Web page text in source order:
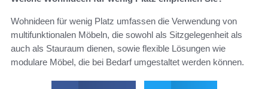
Wohnideen für wenig Platz umfassen die Verwendung von
multifunktionalen Möbeln, die sowohl als Sitzgelegenheit als
auch als Stauraum dienen, sowie flexible Lösungen wie
modulare Möbel, die bei Bedarf umgestaltet werden können.